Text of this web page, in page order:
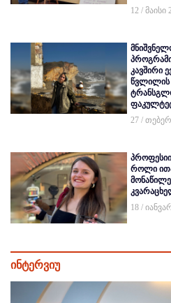
12 / მაისი
კავშირი
წვლილის
27 /
როლი
18 /
ინტერვიუ